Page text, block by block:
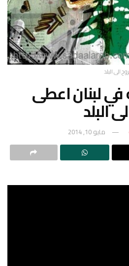
الى البلد
في لبنان اعطى
البلد
مايو 10, 2014